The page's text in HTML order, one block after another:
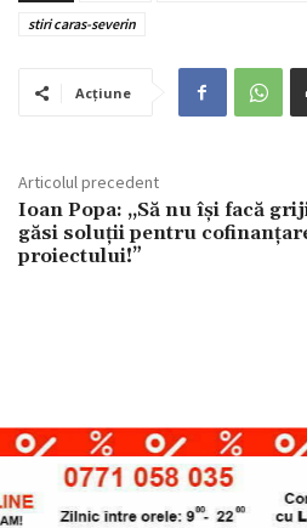
stiri caras-severin
Acțiune
Articolul precedent
Ioan Popa: „Să nu își facă
găsi soluții pentru
proiectului!”